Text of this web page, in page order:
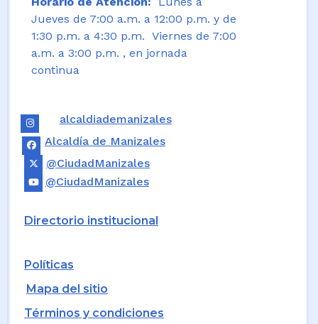
Jueves de 7:00 a.m. a 12:00 p.m. y de
1:30 p.m. a 4:30 p.m. Viernes de 7:00
a.m. a 3:00 p.m. , en jornada
continua
alcaldiademanizales
Alcaldía de Manizales
@CiudadManizales
@CiudadManizales
Directorio institucional
Políticas
Mapa del sitio
Términos y condiciones